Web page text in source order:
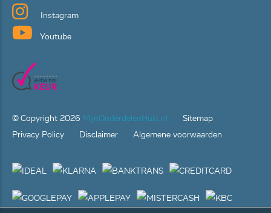
Instagram
Youtube
© Copyright 2026 MijnOnderdelenHuis.nl
Sitemap
Privacy Policy
Disclaimer Algemene voorwaarden